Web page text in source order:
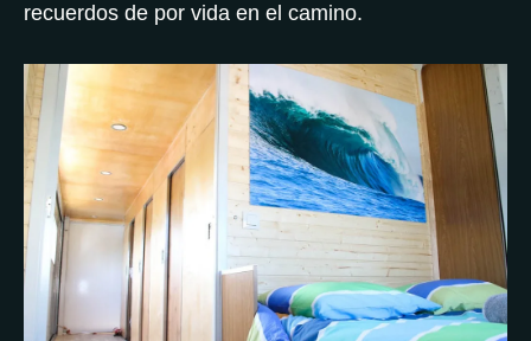
recuerdos de por vida en el camino.